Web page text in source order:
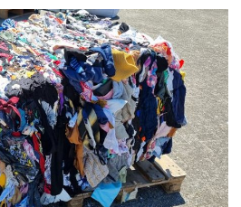
(Neem
contact
met
ons
op)
22
resultaten,
getoond
1
t/m
5